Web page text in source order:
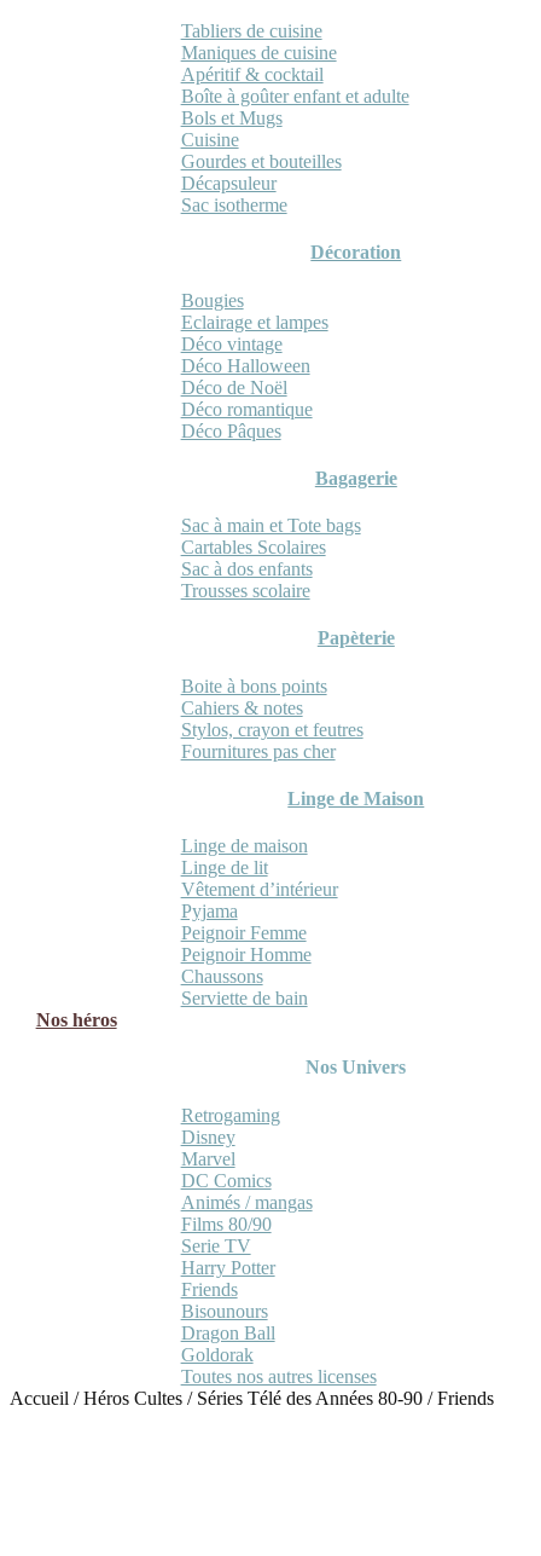
Tabliers de cuisine
Maniques de cuisine
Apéritif & cocktail
Boîte à goûter enfant et adulte
Bols et Mugs
Cuisine
Gourdes et bouteilles
Décapsuleur
Sac isotherme
Décoration
Bougies
Eclairage et lampes
Déco vintage
Déco Halloween
Déco de Noël
Déco romantique
Déco Pâques
Bagagerie
Sac à main et Tote bags
Cartables Scolaires
Sac à dos enfants
Trousses scolaire
Papèterie
Boite à bons points
Cahiers & notes
Stylos, crayon et feutres
Fournitures pas cher
Linge de Maison
Linge de maison
Linge de lit
Vêtement d’intérieur
Pyjama
Peignoir Femme
Peignoir Homme
Chaussons
Serviette de bain
Nos héros
Nos Univers
Retrogaming
Disney
Marvel
DC Comics
Animés / mangas
Films 80/90
Serie TV
Harry Potter
Friends
Bisounours
Dragon Ball
Goldorak
Toutes nos autres licenses
Accueil /Héros Cultes / Séries Télé des Années 80-90 /Friends